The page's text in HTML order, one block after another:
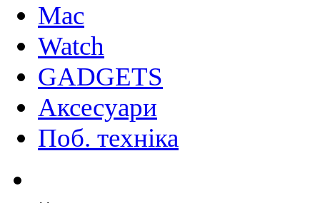
Mac
Watch
GADGETS
Аксесуари
Поб. техніка